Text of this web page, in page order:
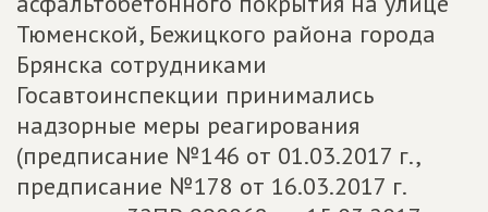
Тюменской, Бежицкого района города
Брянска сотрудниками
Госавтоинспекции принимались
надзорные меры реагирования
(предписание №146 от 01.03.2017 г.,
предписание №178 от 16.03.2017 г.